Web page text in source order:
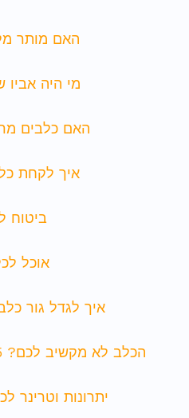
האם מותר
מי היה
האם כלבים
איך לקחת
ביטוח
אוכל
איך לגדל גור
הכלב לא מקשיב לכם? 5 טיפים לכלב מחונך
יתרונות וטרינר